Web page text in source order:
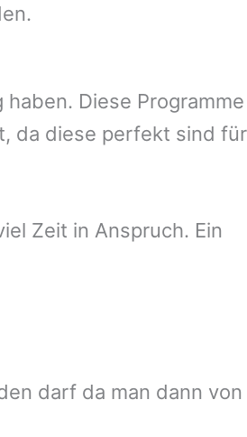
Diese Programme
da diese perfekt sind für
Zeit in Anspruch. Ein
darf da man dann von